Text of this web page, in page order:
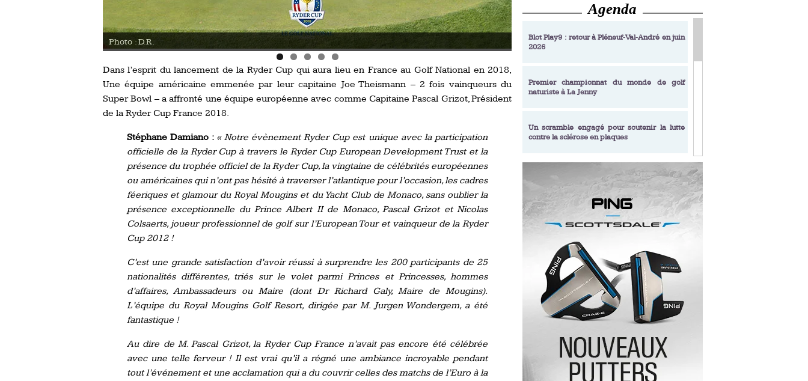
Dans l’esprit du lancement de la Ryder Cup qui aura lieu en France au Golf National en 2018,
Une équipe américaine emmenée par leur capitaine Joe Theismann – 2 fois vainqueurs du
Super Bowl – a affronté une équipe européenne avec comme Capitaine Pascal Grizot, Président
de la Ryder Cup France 2018.
Stéphane Damiano : « Notre évènement Ryder Cup est unique avec la participation
officielle de la Ryder Cup à travers le Ryder Cup European Development Trust et la
présence du trophée officiel de la Ryder Cup, la vingtaine de célébrités européennes
ou américaines qui n’ont pas hésité à traverser l’atlantique pour l’occasion, les cadres
féeriques et glamour du Royal Mougins et du Yacht Club de Monaco, sans oublier la
présence exceptionnelle du Prince Albert II de Monaco, Pascal Grizot et Nicolas
Colsaerts, joueur professionnel de golf sur l’European Tour et vainqueur de la Ryder
Cup 2012 !
C’est une grande satisfaction d’avoir réussi à surprendre les 200 participants de 25
nationalités différentes, triés sur le volet parmi Princes et Princesses, hommes
d’affaires, Ambassadeurs ou Maire (dont Dr Richard Galy, Maire de Mougins).
L’équipe du Royal Mougins Golf Resort, dirigée par M. Jurgen Wondergem, a été
fantastique !
Au dire de M. Pascal Grizot, la Ryder Cup France n’avait pas encore été célébrée
avec une telle ferveur ! Il est vrai qu’il a régné une ambiance incroyable pendant
tout l’événement et une acclamation qui a du couvrir celles des matchs de l’Euro à la
Ladies Pro-Am VSD : Golf du Prieuré, elles
décrochent leur billet pour la finale
Enfin un livre de golf pensé pour les femmes
Ladies Pro-Am VSD : les premières
Académie Golf Barrière Julien Xanthopoulos,
Amundi Evian Championship, de nouvelles
expériences immersives
Evian Resort Golf Club : Saison 2 du
Programme Performance
Agenda
Blot Play9 : retour à Pléneuf‑Val‑André en juin
2026
Premier championnat du monde de golf
naturiste à La Jenny
Un scramble engagé pour soutenir la lutte
contre la sclérose en plaques
Series & Trophée Écologie, deux circuits
amateurs en 10 étapes
Royal Air Maroc Golf & Padel Cup : le nouvel
event sport et networking
LPGA Tour 2026 : une saison record pour le
golf féminin
Ladies European Tour 2026 : une saison
historique sur cinq continents
Debout en Bouts prolonge la Fashion Week à
Roland-Garros